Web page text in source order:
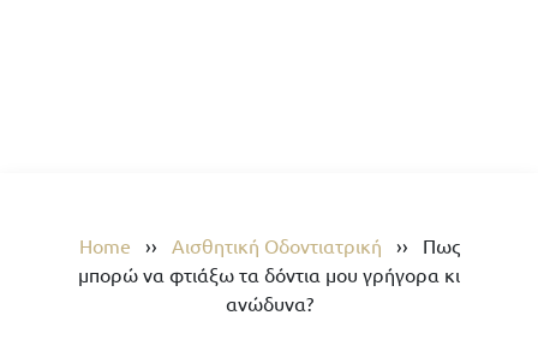
Home ›› Αισθητική Οδοντιατρική ›› Πως
μπορώ να φτιάξω τα δόντια μου γρήγορα κι
ανώδυνα?